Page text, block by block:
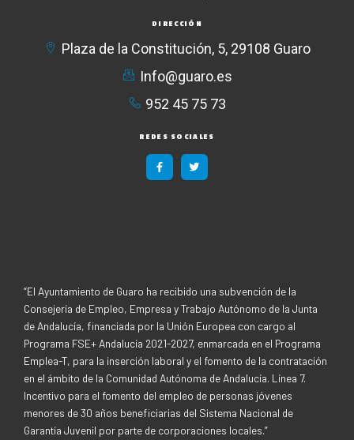
DIRECCIÓN
Plaza de la Constitución, 5, 29108 Guaro
Info@guaro.es
952 45 75 73​
REDES SOCIALES
a
c
e
w
i
t
“El Ayuntamiento de Guaro ha recibido una subvención de la
Consejería de Empleo, Empresa y Trabajo Autónomo de la Junta
de Andalucía, financiada por la Unión Europea con cargo al
Programa FSE+ Andalucía 2021-2027, enmarcada en el Programa
Emplea-T, para la inserción laboral y el fomento de la contratación
en el ámbito de la Comunidad Autónoma de Andalucía. Línea 7.
Incentivo para el fomento del empleo de personas jóvenes
menores de 30 años beneficiarias del Sistema Nacional de
Garantía Juvenil por parte de corporaciones locales.”